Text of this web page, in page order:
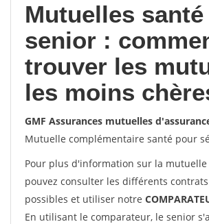
Mutuelles
senior :
trouver les
les moins
GMF Assurances mutuelles
Mutuelle complémentaire santé pour
Pour plus d'information sur la mutuelle
pouvez consulter les différents
possibles et utiliser notre
En utilisant le comparateur, le senior